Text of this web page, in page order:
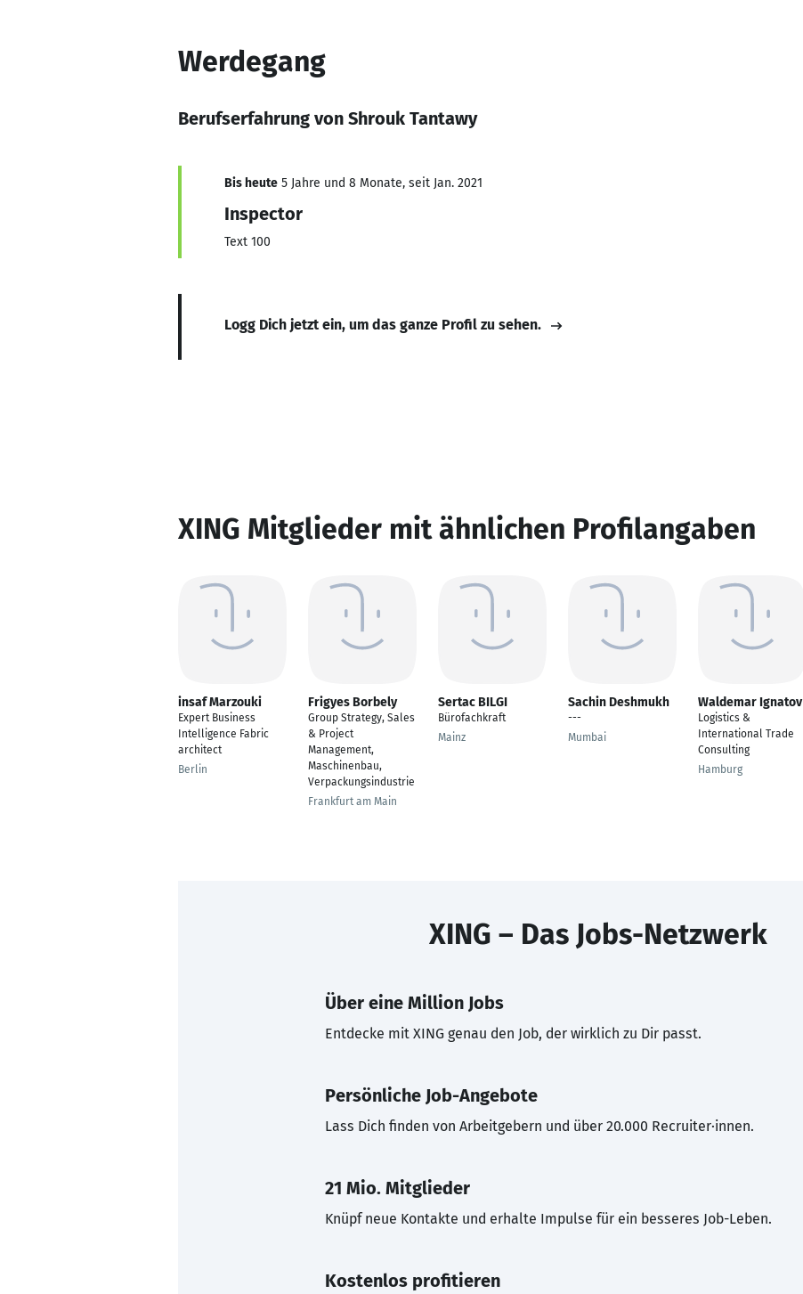
Werdegang
Berufserfahrung von Shrouk Tantawy
Bis heute 5 Jahre und 8 Monate, seit Jan. 2021
Inspector
Text 100
Logg Dich jetzt ein, um das ganze Profil zu sehen.
XING Mitglieder mit ähnlichen Profilangaben
insaf Marzouki
Expert Business
Intelligence Fabric
architect
Berlin
Frigyes Borbely
Group Strategy, Sales
& Project
Management,
Maschinenbau,
Verpackungsindustrie
Frankfurt am Main
Sertac BILGI
Bürofachkraft
Mainz
Sachin Deshmukh
---
Mumbai
Waldemar Ignatov
Logistics &
International Trade
Consulting
Hamburg
XING – Das Jobs-Netzwerk
Über eine Million Jobs
Entdecke mit XING genau den Job, der wirklich zu Dir passt.
Persönliche Job-Angebote
Lass Dich finden von Arbeitgebern und über 20.000 Recruiter·innen.
21 Mio. Mitglieder
Knüpf neue Kontakte und erhalte Impulse für ein besseres Job-Leben.
Kostenlos profitieren